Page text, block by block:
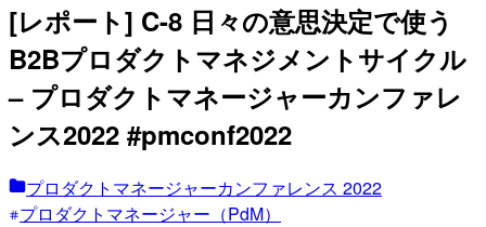
[レポート] C-8 日々の意思決定で使う
B2Bプロダクトマネジメントサイクル
– プロダクトマネージャーカンファレ
ンス2022 #pmconf2022
プロダクトマネージャーカンファレンス 2022
プロダクトマネージャー（PdM）